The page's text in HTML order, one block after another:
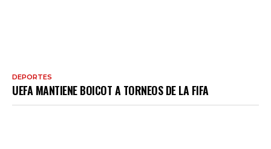
DEPORTES
UEFA MANTIENE BOICOT A TORNEOS DE LA FIFA